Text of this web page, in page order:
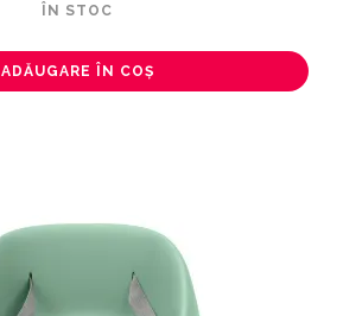
ÎN STOC
ADĂUGARE ÎN COȘ